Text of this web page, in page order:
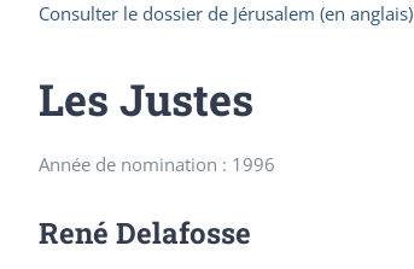
Consulter le dossier de Jérusalem (en anglais)
Les Justes
Année de nomination : 1996
René Delafosse